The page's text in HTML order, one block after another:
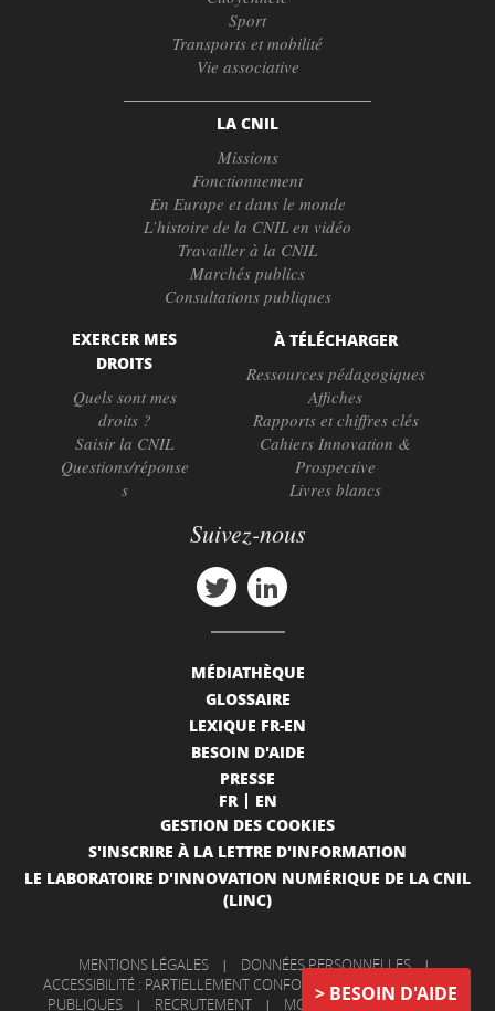
BESOIN D'AIDE
Sport
Transports et mobilité
Vie associative
LA CNIL
Missions
Fonctionnement
En Europe et dans le monde
L’histoire de la CNIL en vidéo
Travailler à la CNIL
Marchés publics
Consultations publiques
EXERCER MES
DROITS
Quels sont mes
droits ?
Saisir la CNIL
Questions/réponse
s
À TÉLÉCHARGER
Ressources pédagogiques
Affiches
Rapports et chiffres clés
Cahiers Innovation &
Prospective
Livres blancs
Suivez-nous
MÉDIATHÈQUE
GLOSSAIRE
LEXIQUE FR-EN
BESOIN D'AIDE
PRESSE
FR
EN
GESTION DES COOKIES
S'INSCRIRE À LA LETTRE D'INFORMATION
LE LABORATOIRE D'INNOVATION NUMÉRIQUE DE LA CNIL
(LINC)
MENTIONS LÉGALES | DONNÉES PERSONNELLES |
ACCESSIBILITÉ : PARTIELLEMENT CONFORME
|
INFORMATIONS
PUBLIQUES
| RECRUTEMENT | MON COMPTE | NOUS